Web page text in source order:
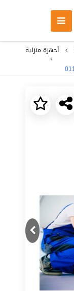
أجهزة منزلية
Next